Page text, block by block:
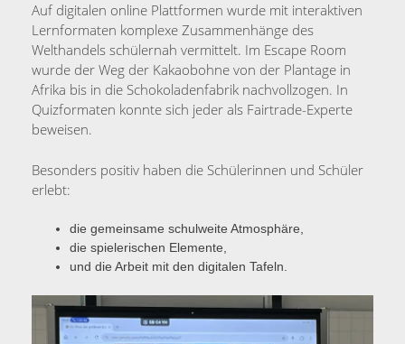
Auf digitalen online Plattformen wurde mit interaktiven
Lernformaten komplexe Zusammenhänge des
Welthandels schülernah vermittelt. Im Escape Room
wurde der Weg der Kakaobohne von der Plantage in
Afrika bis in die Schokoladenfabrik nachvollzogen. In
Quizformaten konnte sich jeder als Fairtrade-Experte
beweisen.
Besonders positiv haben die Schülerinnen und Schüler
erlebt:
die gemeinsame schulweite Atmosphäre,
die spielerischen Elemente,
und die Arbeit mit den digitalen Tafeln.